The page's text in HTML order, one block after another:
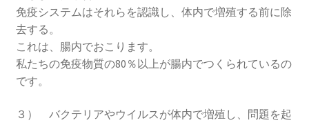
免疫システムはそれらを認識し、体内で増殖する前に除
去する。
これは、腸内でおこります。
私たちの免疫物質の80％以上が腸内でつくられているの
です。
３） バクテリアやウイルスが体内で増殖し、問題を起